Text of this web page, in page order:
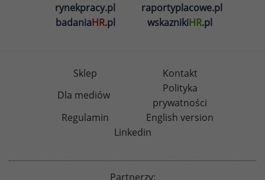
rynekpracy.pl
raportyplacowe.pl
badaniaHR.pl wskaznikiHR.pl
Sklep
Kontakt
Dla mediów
Polityka
prywatności
Regulamin
English version
Linkedin
Partnerzy: